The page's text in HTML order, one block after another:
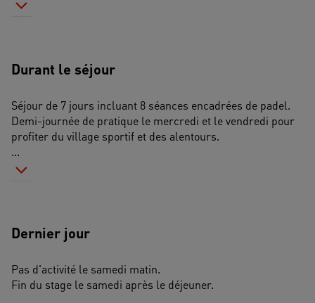
Durant le séjour
Séjour de 7 jours incluant 8 séances encadrées de padel.
Demi-journée de pratique le mercredi et le vendredi pour
profiter du village sportif et des alentours.
...
Dernier jour
Pas d'activité le samedi matin.
Fin du stage le samedi après le déjeuner.